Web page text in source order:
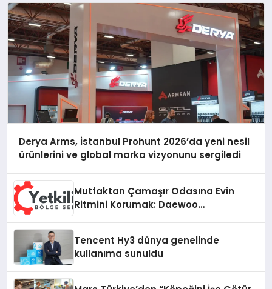
Derya Arms, İstanbul Prohunt 2026’da yeni nesil
ürünlerini ve global marka vizyonunu sergiledi
Mutfaktan Çamaşır Odasına Evin
Ritmini Korumak: Daewoo
Tencent Hy3 dünya genelinde
kullanıma sunuldu